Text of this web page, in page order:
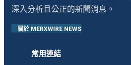
深入分析且公正的新聞消息。
關於 MERXWIRE NEWS
常用連結